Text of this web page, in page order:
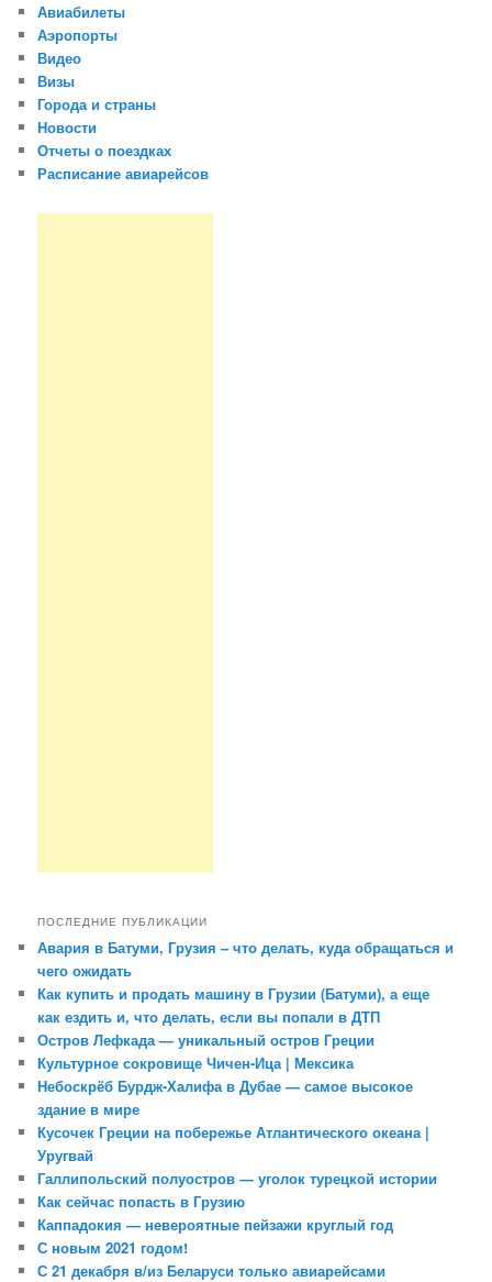
Авиабилеты
Аэропорты
Видео
Визы
Города и страны
Новости
Отчеты о поездках
Расписание авиарейсов
ПОСЛЕДНИЕ ПУБЛИКАЦИИ
Авария в Батуми, Грузия – что делать, куда обращаться и
чего ожидать
Как купить и продать машину в Грузии (Батуми), а еще
как ездить и, что делать, если вы попали в ДТП
Остров Лефкада — уникальный остров Греции
Культурное сокровище Чичен-Ица | Мексика
Небоскрёб Бурдж-Халифа в Дубае — самое высокое
здание в мире
Кусочек Греции на побережье Атлантического океана |
Уругвай
Галлипольский полуостров — уголок турецкой истории
Как сейчас попасть в Грузию
Каппадокия — невероятные пейзажи круглый год
С новым 2021 годом!
С 21 декабря в/из Беларуси только авиарейсами